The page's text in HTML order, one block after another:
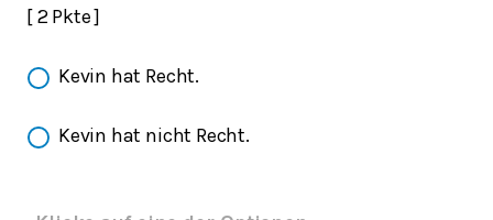
[ 2 Pkte ]
Kevin hat Recht.
Kevin hat nicht Recht.